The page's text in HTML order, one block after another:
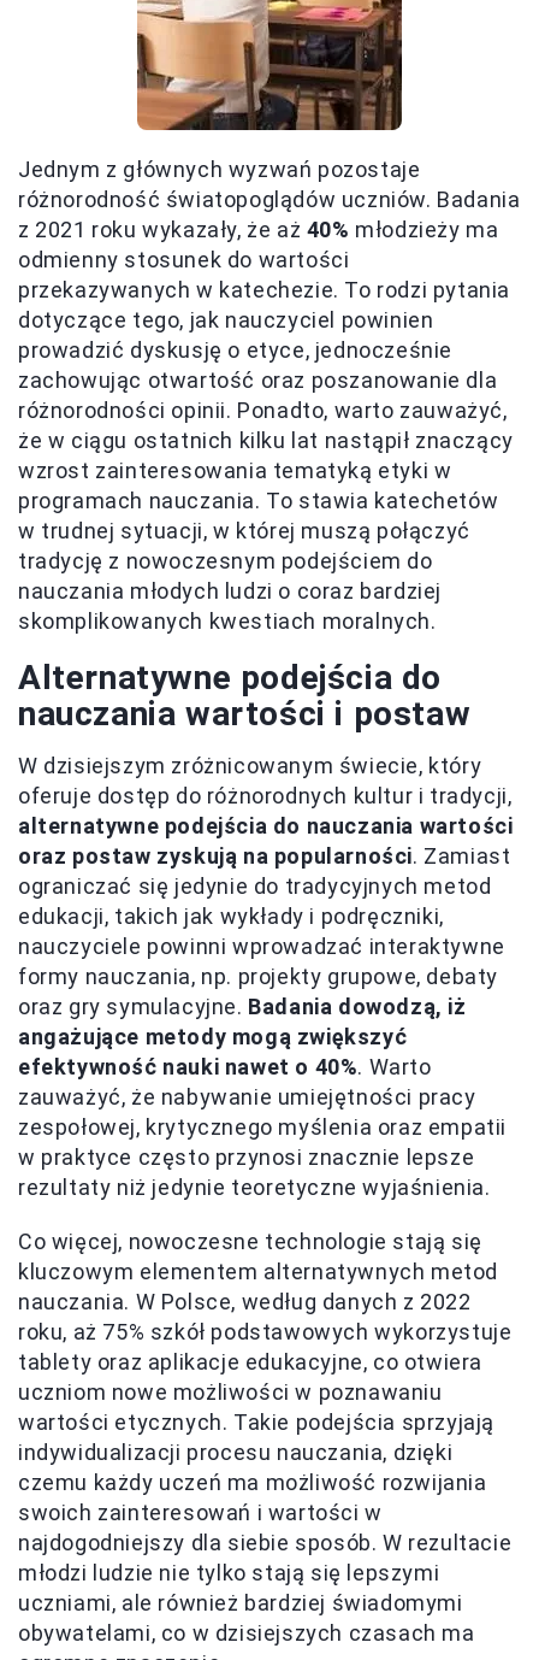
Jednym z głównych wyzwań pozostaje
różnorodność światopoglądów uczniów. Badania
z 2021 roku wykazały, że aż 40% młodzieży ma
odmienny stosunek do wartości
przekazywanych w katechezie. To rodzi pytania
dotyczące tego, jak nauczyciel powinien
prowadzić dyskusję o etyce, jednocześnie
zachowując otwartość oraz poszanowanie dla
różnorodności opinii. Ponadto, warto zauważyć,
że w ciągu ostatnich kilku lat nastąpił znaczący
wzrost zainteresowania tematyką etyki w
programach nauczania. To stawia katechetów
w trudnej sytuacji, w której muszą połączyć
tradycję z nowoczesnym podejściem do
nauczania młodych ludzi o coraz bardziej
skomplikowanych kwestiach moralnych.
Alternatywne podejścia do
nauczania wartości i postaw
W dzisiejszym zróżnicowanym świecie, który
oferuje dostęp do różnorodnych kultur i tradycji,
alternatywne podejścia do nauczania wartości
oraz postaw zyskują na popularności. Zamiast
ograniczać się jedynie do tradycyjnych metod
edukacji, takich jak wykłady i podręczniki,
nauczyciele powinni wprowadzać interaktywne
formy nauczania, np. projekty grupowe, debaty
oraz gry symulacyjne. Badania dowodzą, iż
angażujące metody mogą zwiększyć
efektywność nauki nawet o 40%. Warto
zauważyć, że nabywanie umiejętności pracy
zespołowej, krytycznego myślenia oraz empatii
w praktyce często przynosi znacznie lepsze
rezultaty niż jedynie teoretyczne wyjaśnienia.
Co więcej, nowoczesne technologie stają się
kluczowym elementem alternatywnych metod
nauczania. W Polsce, według danych z 2022
roku, aż 75% szkół podstawowych wykorzystuje
tablety oraz aplikacje edukacyjne, co otwiera
uczniom nowe możliwości w poznawaniu
wartości etycznych. Takie podejścia sprzyjają
indywidualizacji procesu nauczania, dzięki
czemu każdy uczeń ma możliwość rozwijania
swoich zainteresowań i wartości w
najdogodniejszy dla siebie sposób. W rezultacie
młodzi ludzie nie tylko stają się lepszymi
uczniami, ale również bardziej świadomymi
obywatelami, co w dzisiejszych czasach ma